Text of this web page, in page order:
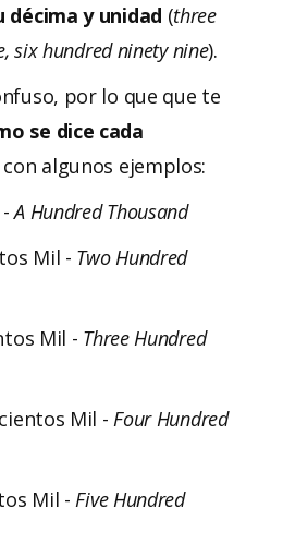
décima y unidad (three
six hundred ninety nine).
por lo que que te
se dice cada
algunos ejemplos:
-A Hundred Thousand
Mil - Two Hundred
Mil - Three Hundred
Mil - Four Hundred
Mil - Five Hundred